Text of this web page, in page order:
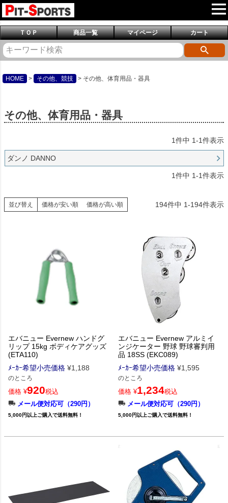
ＴＯＰ 商品一覧 マイページ カート
HOME その他、競技 その他、体育用品・器具
その他、体育用品・器具
1件中 1-1件表示
ダンノ DANNO
1件中 1-1件表示
並び替え 価格が安い順 価格が高い順 194件中 1-194件表示
エバニュー Evernew ハンドグ
リップ 15kg ボディケアグッズ
(ETA110)
ﾒｰｶｰ希望小売価格 ¥1,188
のところ
価格 ¥920税込
メール便対応可（290円）
5,000円以上ご購入で送料無料！
エバニュー Evernew アルミイ
ンジケーター 野球 野球審判用
品 18SS (EKC089)
ﾒｰｶｰ希望小売価格 ¥1,595
のところ
価格 ¥1,234税込
メール便対応可（290円）
5,000円以上ご購入で送料無料！